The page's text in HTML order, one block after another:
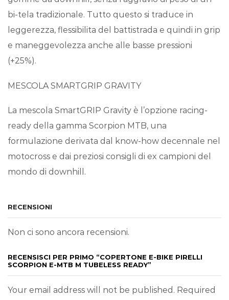
bi-tela tradizionale. Tutto questo si traduce in
leggerezza, flessibilita del battistrada e quindi in grip
e maneggevolezza anche alle basse pressioni
(+25%).
MESCOLA SMARTGRIP GRAVITY
La mescola SmartGRIP Gravity è l’opzione racing-
ready della gamma Scorpion MTB, una
formulazione derivata dal know-how decennale nel
motocross e dai preziosi consigli di ex campioni del
mondo di downhill.
RECENSIONI
Non ci sono ancora recensioni.
RECENSISCI PER PRIMO “COPERTONE E-BIKE PIRELLI
SCORPION E-MTB M TUBELESS READY”
Your email address will not be published. Required